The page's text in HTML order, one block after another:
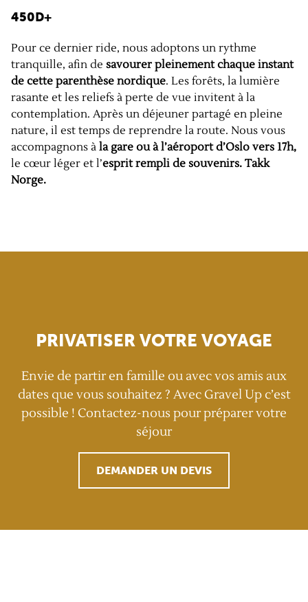
450D+
Pour ce dernier ride, nous adoptons un rythme
tranquille, afin de savourer pleinement chaque instant
de cette parenthèse nordique. Les forêts, la lumière
rasante et les reliefs à perte de vue invitent à la
contemplation. Après un déjeuner partagé en pleine
nature, il est temps de reprendre la route. Nous vous
accompagnons à la gare ou à l’aéroport d’Oslo vers 17h,
le cœur léger et l’esprit rempli de souvenirs. Takk
Norge.
PRIVATISER VOTRE VOYAGE
Envie de partir en famille ou avec vos amis aux
dates que vous souhaitez ? Avec Gravel Up c’est
possible ! Contactez-nous pour préparer votre
séjour
DEMANDER UN DEVIS